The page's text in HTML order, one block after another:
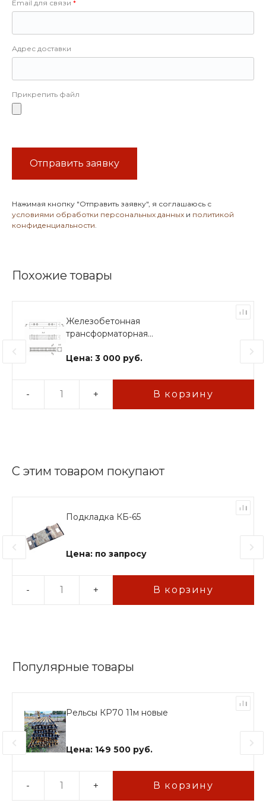
Email для связи
Адрес доставки
Прикрепить файл
Отправить заявку
Нажимая кнопку "Отправить заявку" , я соглашаюсь с
условиями обработки персональных данных и политикой
конфиденциальности
Похожие товары
Железобетонная
трансформаторная
Цена: 3 000 руб.
- + В корзину
С этим товаром покупают
Подкладка КБ-65
Цена: по запросу
- + В корзину
Популярные товары
Рельсы КР70 11м новые
Цена: 149 500 руб.
- + В корзину